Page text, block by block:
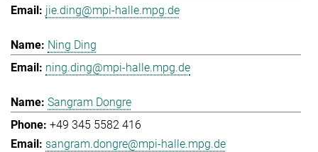
jie.ding@mpi-halle.mpg.de
Ning Ding
ning.ding@mpi-halle.mpg.de
Sangram Dongre
+49 345 5582 416
sangram.dongre@mpi-halle.mpg.de